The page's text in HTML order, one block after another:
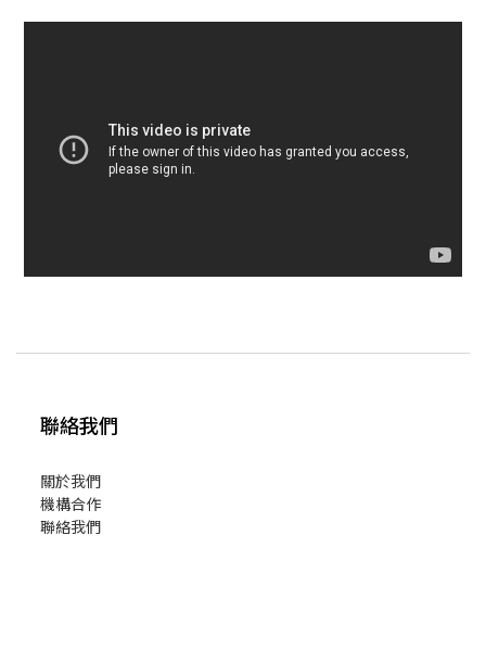
聯絡我們
關於我們
機構合作
聯絡我們